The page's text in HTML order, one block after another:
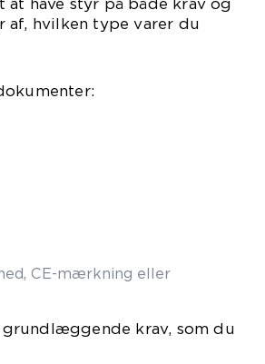
have styr på både krav og
af, hvilken type varer du
CE-mærkning eller
krav, som du